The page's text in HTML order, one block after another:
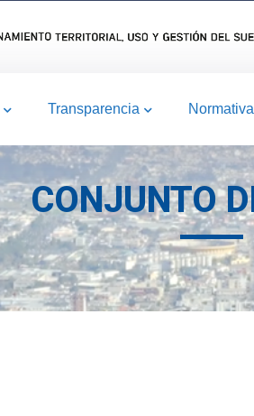
Transparencia
CONJUNTO